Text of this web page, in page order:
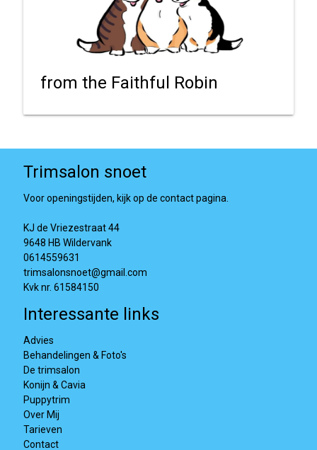
from the Faithful Robin
Trimsalon snoet
Voor openingstijden, kijk op de contact pagina.
KJ de Vriezestraat 44
9648 HB Wildervank
0614559631
trimsalonsnoet@gmail.com
Kvk nr. 61584150
Interessante links
Advies
Behandelingen & Foto's
De trimsalon
Konijn & Cavia
Puppytrim
Over Mij
Tarieven
Contact